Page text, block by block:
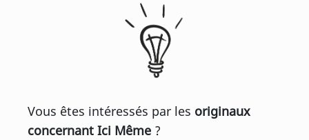
Vous êtes intéressés par les originaux
concernant Ici Même ?